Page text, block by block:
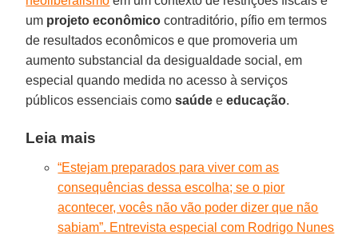
um projeto econômico contraditório, pífio em termos
de resultados econômicos e que promoveria um
aumento substancial da desigualdade social, em
especial quando medida no acesso à serviços
públicos essenciais comosaúde eeducação.
Leia mais
“Estejam preparados para viver com as
consequências dessa escolha; se o pior
acontecer, vocês não vão poder dizer que não
sabiam”. Entrevista especial com Rodrigo Nunes